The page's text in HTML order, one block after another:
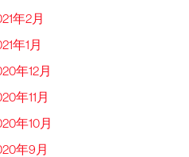
年2月
年1月
年12月
年11月
年10月
年9月